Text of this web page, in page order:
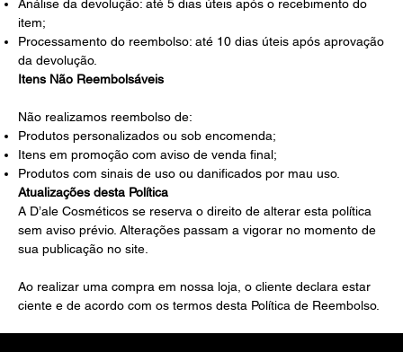
Análise da devolução: até 5 dias úteis após o recebimento do
item;
Processamento do reembolso: até 10 dias úteis após aprovação
da devolução.
Itens Não Reembolsáveis
Não realizamos reembolso de:
Produtos personalizados ou sob encomenda;
Itens em promoção com aviso de venda final;
Produtos com sinais de uso ou danificados por mau uso.
Atualizações desta Política
A D’ale Cosméticos se reserva o direito de alterar esta política
sem aviso prévio. Alterações passam a vigorar no momento de
sua publicação no site.
Ao realizar uma compra em nossa loja, o cliente declara estar
ciente e de acordo com os termos desta Política de Reembolso.